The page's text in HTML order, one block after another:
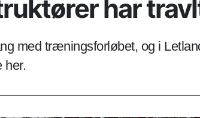
har
med træningsforløbet, og i
her.